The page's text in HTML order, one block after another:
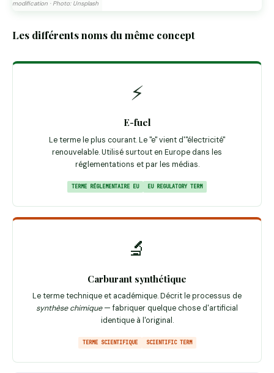
modification · Photo: Unsplash
Les différents noms du même concept
⚡
E-fuel
Le terme le plus courant. Le "e" vient d'"électricité"
renouvelable. Utilisé surtout en Europe dans les
réglementations et par les médias.
TERME RÉGLEMENTAIRE EU EU REGULATORY TERM
🔬
Carburant synthétique
Le terme technique et académique. Décrit le processus de
synthèse chimique— fabriquer quelque chose d'artificial
identique à l'original.
TERME SCIENTIFIQUE SCIENTIFIC TERM